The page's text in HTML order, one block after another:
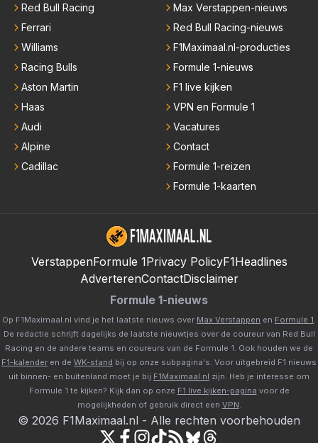
Red Bull Racing
Ferrari
Williams
Racing Bulls
Aston Martin
Haas
Audi
Alpine
Cadillac
Max Verstappen-nieuws
Red Bull Racing-nieuws
F1Maximaal.nl-producties
Formule 1-nieuws
F1 live kijken
VPN en Formule 1
Vacatures
Contact
Formule 1-reizen
Formule 1-kaarten
VerstappenFormule 1Privacy PolicyF1Headlines
AdverterenContactDisclaimer
Formule 1-nieuws
Op F1Maximaal.nl vind je het laatste nieuws over Max Verstappen en Formule 1
De redactie schrijft dagelijks de laatste nieuwtjes over de coureur van Red Bull
Racing en de andere teams en coureurs van de Formule 1. Ook houden we de
F1-kalender en de WK-stand bij op onze subpagina's. Voor uitgebreid F1 nieuws
uit binnen- en buitenland moet je bij F1Maximaal.nl zijn. Heb je interesse om
Formule 1 te kijken? Kijk dan op onze F1 live kijken-pagina voor de
mogelijkheden of gebruik direct een VPN
© 2026 F1Maximaal.nl - Alle rechten voorbehouden